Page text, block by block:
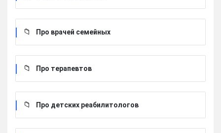
Про врачей семейных
Про терапевтов
Про детских реабилитологов